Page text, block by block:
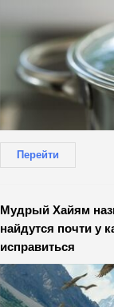
Перейти
Мудрый Хайям
найдутся почти у
исправиться